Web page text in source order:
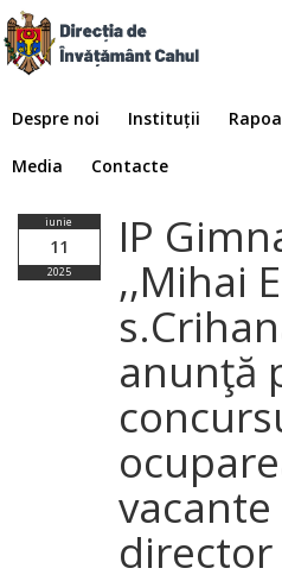
Despre noi Instituții
Media Contacte
iunie
11
2025
IP
,,Mihai
anunţă
vacante